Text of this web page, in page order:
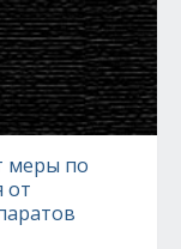
меры по
от